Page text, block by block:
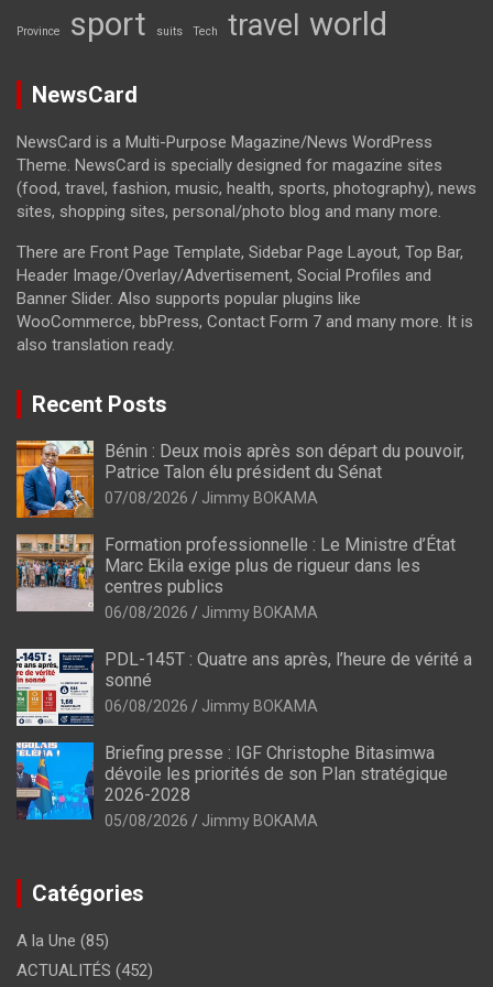
Province sport suits Tech travel world
NewsCard
NewsCard is a Multi-Purpose Magazine/News WordPress
Theme. NewsCard is specially designed for magazine sites
(food, travel, fashion, music, health, sports, photography), news
sites, shopping sites, personal/photo blog and many more.
There are Front Page Template, Sidebar Page Layout, Top Bar,
Header Image/Overlay/Advertisement, Social Profiles and
Banner Slider. Also supports popular plugins like
WooCommerce, bbPress, Contact Form 7 and many more. It is
also translation ready.
Recent Posts
Bénin : Deux mois après son départ du pouvoir,
Patrice Talon élu président du Sénat
07/08/2026 Jimmy BOKAMA
Formation professionnelle : Le Ministre d’État
Marc Ekila exige plus de rigueur dans les
centres publics
06/08/2026 Jimmy BOKAMA
PDL-145T : Quatre ans après, l’heure de vérité a
sonné
06/08/2026 Jimmy BOKAMA
Briefing presse : IGF Christophe Bitasimwa
dévoile les priorités de son Plan stratégique
2026-2028
05/08/2026 Jimmy BOKAMA
Catégories
A la Une (85)
ACTUALITÉS (452)